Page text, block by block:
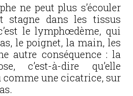
ne peut plus s’écouler
stagne dans les tissus
le lymphœdème, qui
le poignet, la main, les
autre conséquence : la
c’est-à-dire qu’elle
comme une cicatrice, sur